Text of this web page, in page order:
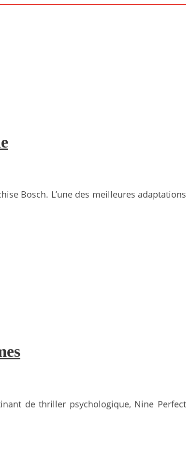
Bosch. L’une des meilleures adaptations
de thriller psychologique, Nine Perfect